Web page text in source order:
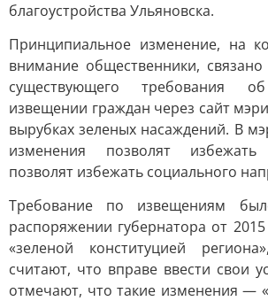
благоустройства Ульяновска.
Принципиальное изменение, на
внимание общественники,
существующего требования
извещении граждан через сайт
вырубках зеленых насаждений. В
изменения позволят
позволят избежать социального
Требование по извещениям
распоряжении губернатора от
«зеленой конституцией
считают, что вправе ввести свои
отмечают, что такие изменения —